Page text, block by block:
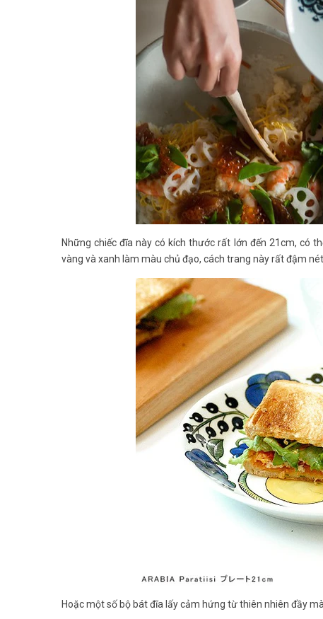
Những chiếc đĩa này có kích thước rất lớn đến 21cm, có
vàng và xanh làm màu chủ đạo, cách trang này rất đậm
Hoặc một số bộ bát đĩa lấy cảm hứng từ thiên nhiên đầy